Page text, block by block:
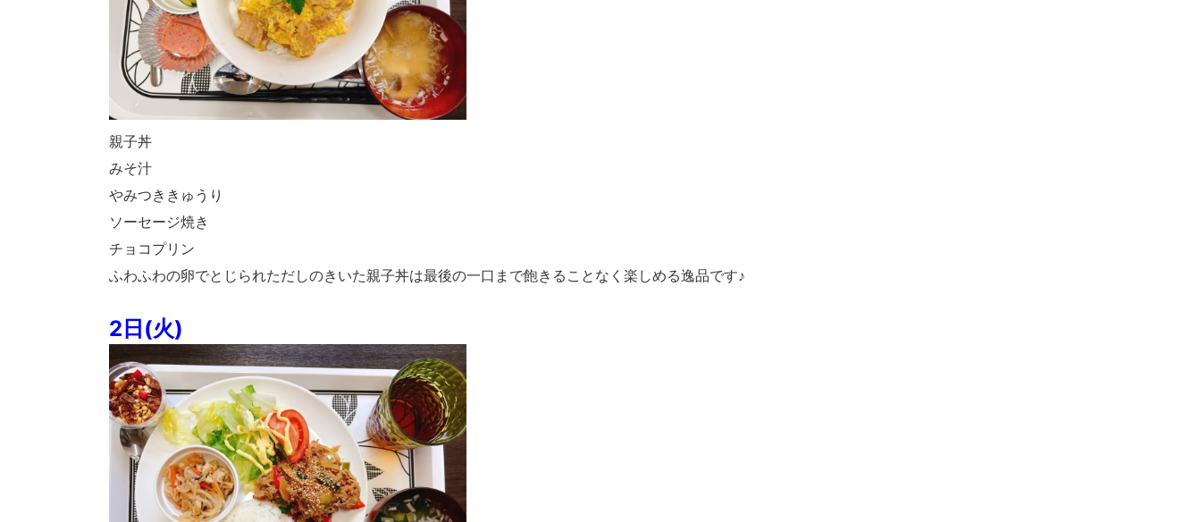
親子丼
みそ汁
やみつききゅうり
ソーセージ焼き
チョコプリン
ふわふわの卵でとじられただしのきいた親子丼は最後の一口まで飽きることなく楽しめる逸品です♪
2日(火)